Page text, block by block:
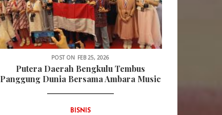
POST ON FEB 25, 2026
Putera Daerah Bengkulu Tembus
Panggung Dunia Bersama Ambara Music
BISNIS